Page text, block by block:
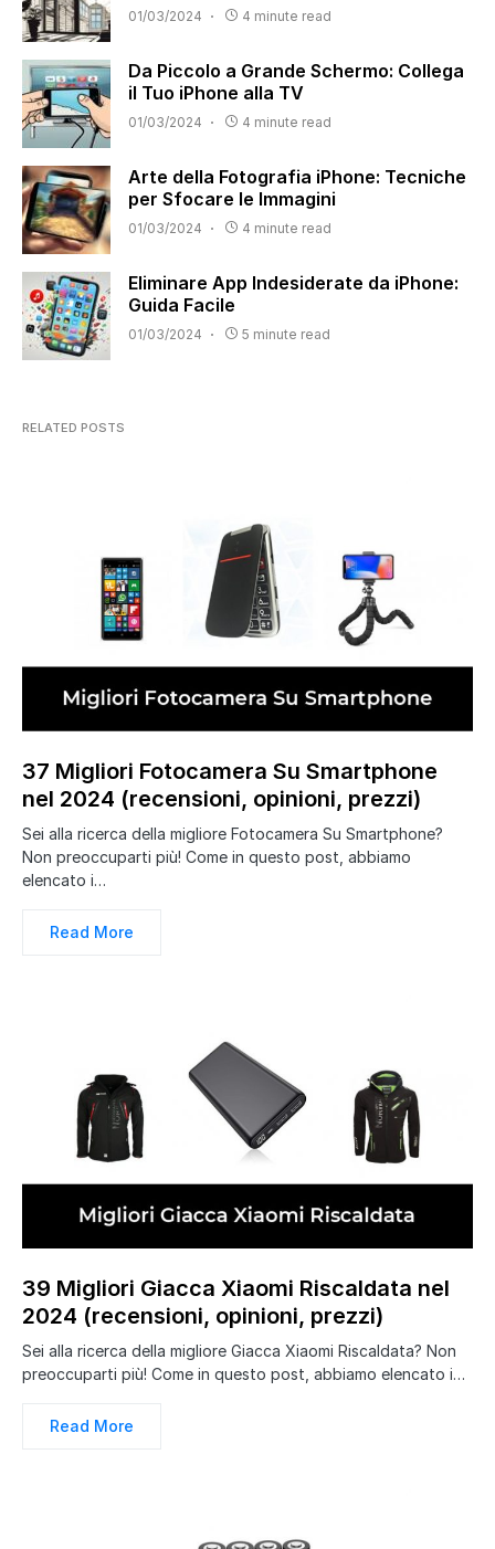
01/03/2024 4 minute read
Da Piccolo a Grande Schermo: Collega
il Tuo iPhone alla TV
01/03/2024 4 minute read
Arte della Fotografia iPhone: Tecniche
per Sfocare le Immagini
01/03/2024 4 minute read
Eliminare App Indesiderate da iPhone:
Guida Facile
01/03/2024 5 minute read
RELATED POSTS
37 Migliori Fotocamera Su Smartphone
nel 2024 (recensioni, opinioni, prezzi)
Sei alla ricerca della migliore Fotocamera Su Smartphone?
Non preoccuparti più! Come in questo post, abbiamo
elencato i…
Read More
39 Migliori Giacca Xiaomi Riscaldata nel
2024 (recensioni, opinioni, prezzi)
Sei alla ricerca della migliore Giacca Xiaomi Riscaldata? Non
preoccuparti più! Come in questo post, abbiamo elencato i…
Read More